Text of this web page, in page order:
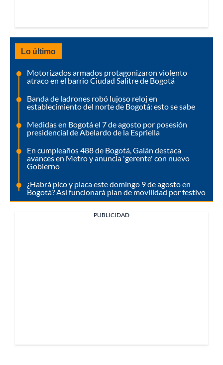
Lo último
Motorizados armados protagonizaron violento
atraco en el barrio Ciudad Salitre de Bogotá
Banda de ladrones robó lujoso reloj en
establecimiento del norte de Bogotá: esto se sabe
Medidas en Bogotá el 7 de agosto por posesión
presidencial de Abelardo de la Espriella
En cumpleaños 488 de Bogotá, Galán destaca
avances en Metro y anuncia 'gerente' con nuevo
Gobierno
¿Habrá pico y placa este domingo 9 de agosto en
Bogotá? Así funcionará plan de movilidad por festivo
PUBLICIDAD